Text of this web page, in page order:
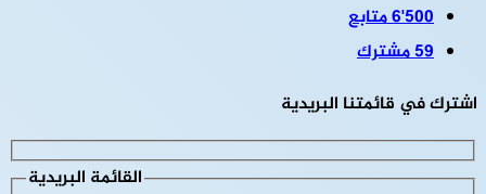
6٬500متابع
59مشترك
اشترك في قائمتنا البريدية
القائمة البريدية